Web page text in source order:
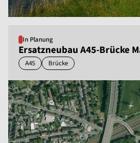
In Planung
Ersatzneubau A45-Brücke
A45 Brücke